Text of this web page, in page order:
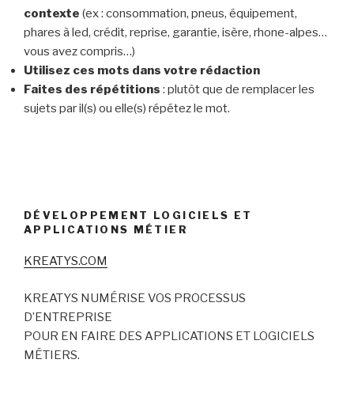
contexte (ex : consommation, pneus, équipement,
phares à led, crédit, reprise, garantie, isère, rhone-alpes…
vous avez compris…)
Utilisez ces mots dans votre rédaction
Faites des répétitions : plutôt que de remplacer les
sujets par il(s) ou elle(s) répétez le mot.
DÉVELOPPEMENT LOGICIELS ET
APPLICATIONS MÉTIER
KREATYS.COM
KREATYS NUMÉRISE VOS PROCESSUS
D’ENTREPRISE
POUR EN FAIRE DES APPLICATIONS ET LOGICIELS
MÉTIERS.